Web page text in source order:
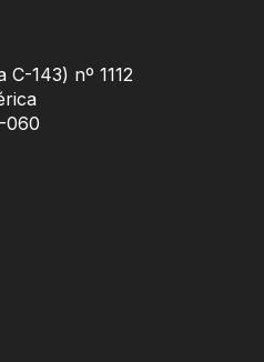
C-143) nº 1112
060